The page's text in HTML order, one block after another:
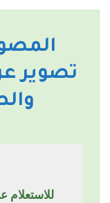
تصوير
للاستعلام